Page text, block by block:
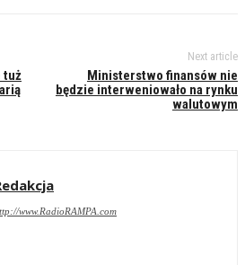
tuż
Next article
Ministerstwo finansów nie
będzie interweniowało na rynku
walutowym
www.RadioRAMPA.com